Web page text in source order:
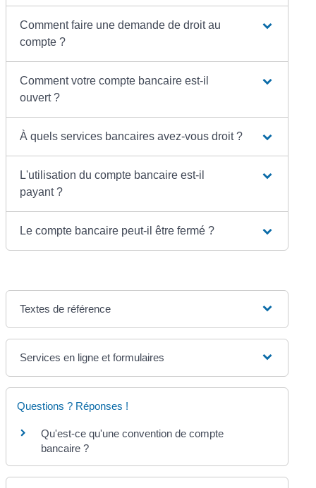
Comment faire une demande de droit au
compte ?
Comment votre compte bancaire est-il
ouvert ?
À quels services bancaires avez-vous droit ?
L'utilisation du compte bancaire est-il
payant ?
Le compte bancaire peut-il être fermé ?
Textes de référence
Services en ligne et formulaires
Questions ? Réponses !
Qu'est-ce qu'une convention de compte
bancaire ?